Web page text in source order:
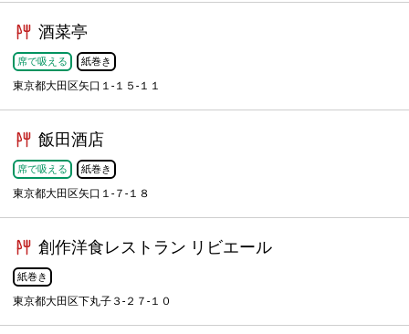
酒菜亭
席で吸える 紙巻き
東京都大田区矢口１-１５-１１
飯田酒店
席で吸える 紙巻き
東京都大田区矢口１-７-１８
創作洋食レストラン リビエール
紙巻き
東京都大田区下丸子３-２７-１０